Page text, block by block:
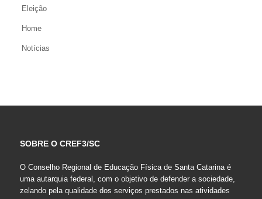
Eleição
Home
Notícias
SOBRE O CREF3/SC
O Conselho Regional de Educação Física de Santa Catarina é
uma autarquia federal, com o objetivo de defender a sociedade,
zelando pela qualidade dos serviços prestados nas atividades